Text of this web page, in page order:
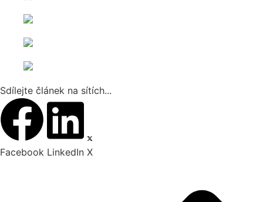
Sdílejte článek na sítích...
Facebook LinkedIn X